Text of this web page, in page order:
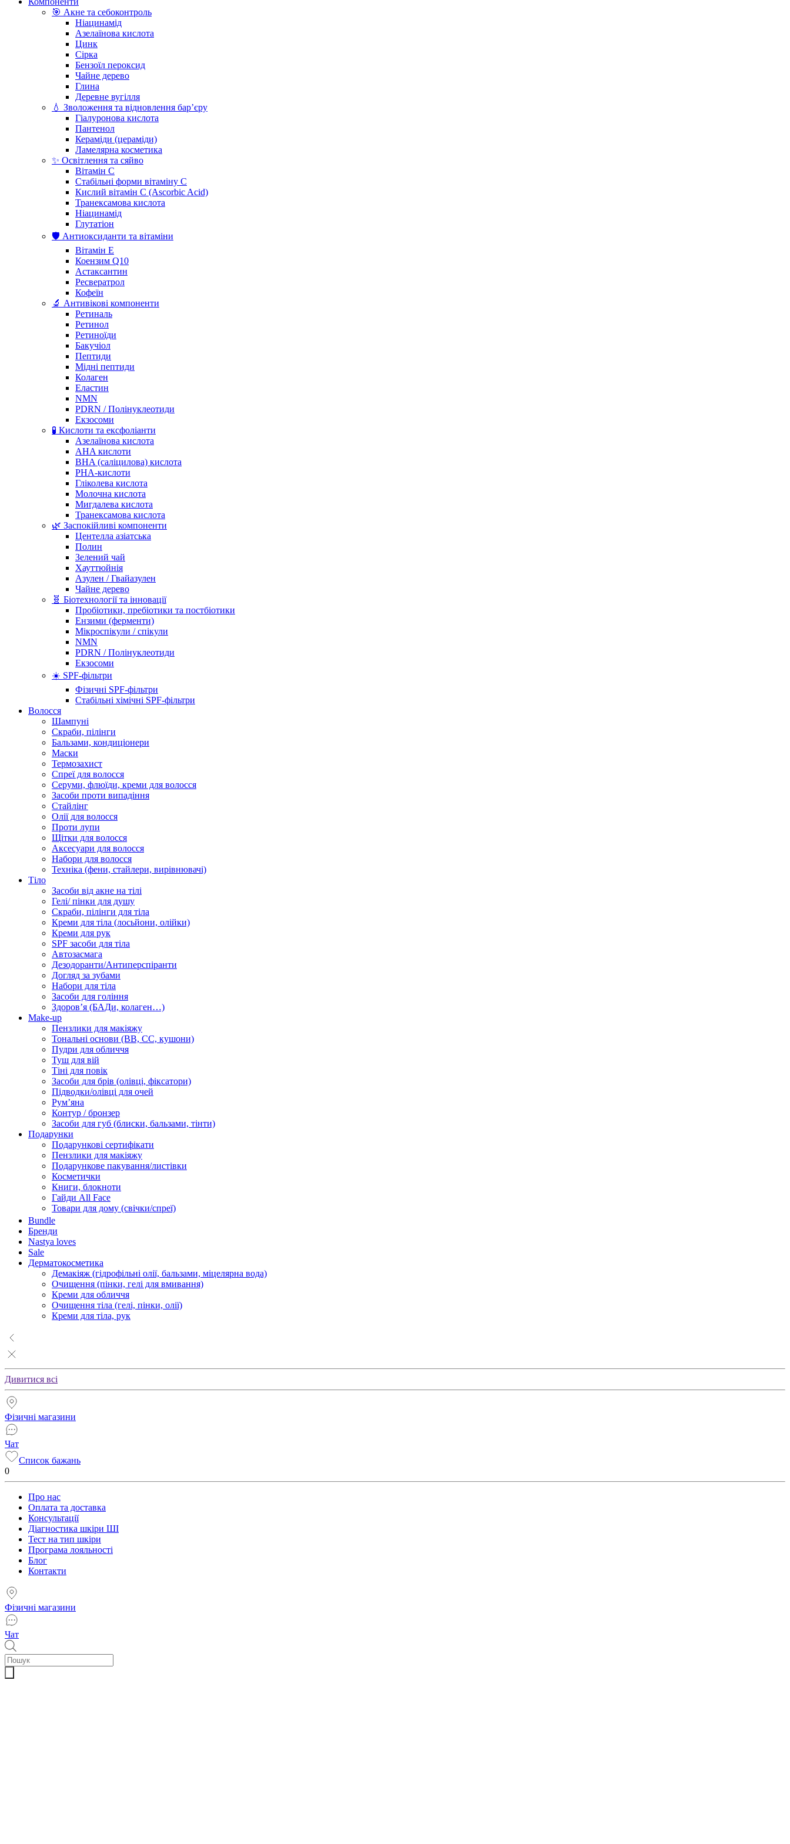
🎯 Акне та себоконтроль
Ніацинамід
Азелаїнова кислота
Цинк
Сірка
Бензоїл пероксид
Чайне дерево
Глина
Деревне вугілля
💧 Зволоження та відновлення бар’єру
Гіалуронова кислота
Пантенол
Кераміди (цераміди)
Ламелярна косметика
✨ Освітлення та сяйво
Вітамін С
Стабільні форми вітаміну С
Кислий вітамін С (Ascorbic Acid)
Транексамова кислота
Ніацинамід
Глутатіон
🛡️ Антиоксиданти та вітаміни
Вітамін Е
Коензим Q10
Астаксантин
Ресвератрол
Кофеїн
🔬 Антивікові компоненти
Ретиналь
Ретинол
Ретиноїди
Бакучіол
Пептиди
Мідні пептиди
Колаген
Еластин
NMN
PDRN / Полінуклеотиди
Екзосоми
🧪 Кислоти та ексфоліанти
Азелаїнова кислота
AHA кислоти
BHA (саліцилова) кислота
PHA-кислоти
Гліколева кислота
Молочна кислота
Мигдалева кислота
Транексамова кислота
🌿 Заспокійливі компоненти
Центелла азіатська
Полин
Зелений чай
Хауттюйнія
Азулен / Гвайазулен
Чайне дерево
🧬 Біотехнології та інновації
Пробіотики, пребіотики та постбіотики
Ензими (ферменти)
Мікроспікули / спікули
NMN
PDRN / Полінуклеотиди
Екзосоми
☀️ SPF-фільтри
Фізичні SPF-фільтри
Стабільні хімічні SPF-фільтри
Волосся
Шампуні
Скраби, пілінги
Бальзами, кондиціонери
Маски
Термозахист
Спреї для волосся
Серуми, флюїди, креми для волосся
Засоби проти випадіння
Стайлінг
Олії для волосся
Проти лупи
Щітки для волосся
Аксесуари для волосся
Набори для волосся
Техніка (фени, стайлери, вирівнювачі)
Тіло
Засоби від акне на тілі
Гелі/ пінки для душу
Скраби, пілінги для тіла
Креми для тіла (лосьйони, олійки)
Креми для рук
SPF засоби для тіла
Автозасмага
Дезодоранти/Антиперспіранти
Догляд за зубами
Набори для тіла
Засоби для гоління
Здоровʼя (БАДи, колаген…)
Make-up
Пензлики для макіяжу
Тональні основи (BB, CC, кушони)
Пудри для обличчя
Туш для вій
Тіні для повік
Засоби для брів (олівці, фіксатори)
Підводки/олівці для очей
Румʼяна
Контур / бронзер
Засоби для губ (блиски, бальзами, тінти)
Подарунки
Подарункові сертифікати
Пензлики для макіяжу
Подарункове пакування/листівки
Косметички
Книги, блокноти
Гайди All Face
Товари для дому (свічки/спреї)
Bundle
Бренди
Nastya loves
Sale
Дерматокосметика
Демакіяж (гідрофільні олії, бальзами, міцелярна вода)
Очищення (пінки, гелі для вмивання)
Креми для обличчя
Очищення тіла (гелі, пінки, олії)
Креми для тіла, рук
Дивитися всі
Фізичні магазини
Чат
Список бажань
0
Про нас
Оплата та доставка
Консультації
Діагностика шкіри ШІ
Тест на тип шкіри
Програма лояльності
Блог
Контакти
Фізичні магазини
Чат
Пошук
товарів